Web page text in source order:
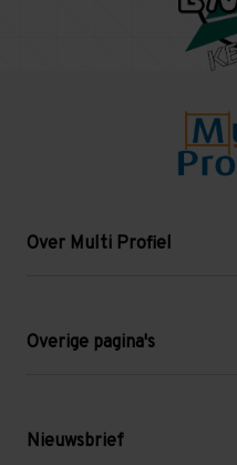
Over Multi Profiel
Blog
Levering en afhalen
Overige pagina's
Mezzanine
Nieuwsbrief